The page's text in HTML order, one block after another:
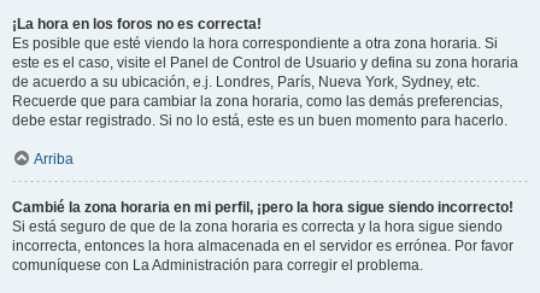
¡La hora en los foros no es correcta!
Es posible que esté viendo la hora correspondiente a otra zona horaria. Si
este es el caso, visite el Panel de Control de Usuario y defina su zona horaria
de acuerdo a su ubicación, e.j. Londres, París, Nueva York, Sydney, etc.
Recuerde que para cambiar la zona horaria, como las demás preferencias,
debe estar registrado. Si no lo está, este es un buen momento para hacerlo.
Arriba
Cambié la zona horaria en mi perfil, ¡pero la hora sigue siendo incorrecto!
Si está seguro de que de la zona horaria es correcta y la hora sigue siendo
incorrecta, entonces la hora almacenada en el servidor es errónea. Por favor
comuníquese con La Administración para corregir el problema.